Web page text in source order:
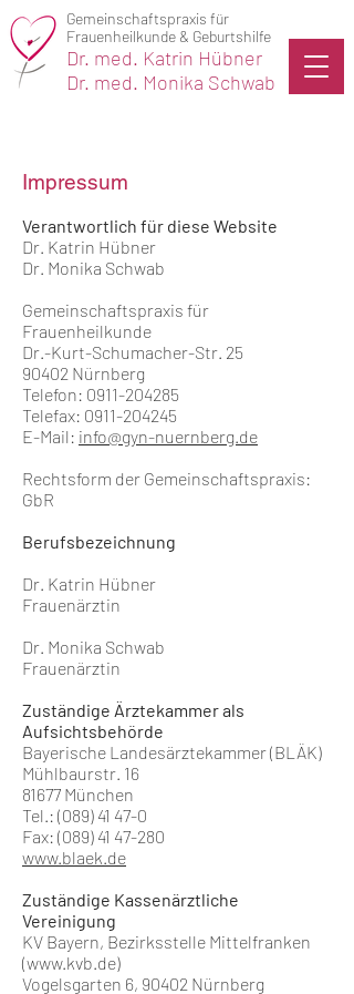
Dr. med. Katrin Hübner
Gemeinschaftspraxis für
Frauenheilkunde & Geburtshilfe
Dr. med. Monika Schwab
Impressum
Verantwortlich für diese Website
Dr. Katrin Hübner
Dr. Monika Schwab
Gemeinschaftspraxis für
Frauenheilkunde
Dr.-Kurt-Schumacher-Str. 25
90402 Nürnberg
Telefon: 0911-204285
Telefax: 0911-204245
E-Mail: info@gyn-nuernberg.de
Rechtsform der Gemeinschaftspraxis:
GbR
Berufsbezeichnung
Dr. Katrin Hübner
Frauenärztin
Dr. Monika Schwab
Frauenärztin
Zuständige Ärztekammer als
Aufsichtsbehörde
Bayerische Landesärztekammer (BLÄK)
Mühlbaurstr. 16
81677 München
Tel.: (089) 41 47-0
Fax: (089) 41 47-280
www.blaek.de
Zuständige Kassenärztliche
Vereinigung
KV Bayern, Bezirksstelle Mittelfranken
(www.kvb.de)
Vogelsgarten 6, 90402 Nürnberg